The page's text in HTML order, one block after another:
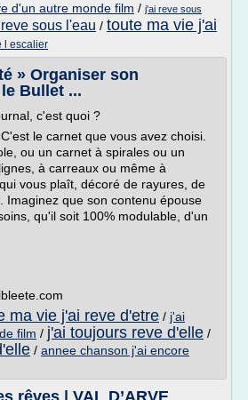
d'un autre monde film / j'ai reve sous
sous l'eau / toute ma vie j'ai
l escalier
» Organiser son
Bullet ...
c'est quoi ?
le carnet que vous avez choisi.
ou un carnet à spirales ou un
à carreaux ou même à
vous plaît, décoré de rayures, de
Imaginez que son contenu épouse
qu'il soit 100% modulable, d'un
ma vie j'ai reve d'etre / j'ai
film / j'ai toujours reve d'elle /
/ annee chanson j'ai encore
rêves | VAL D’ARVE